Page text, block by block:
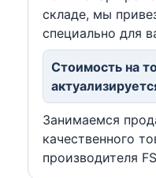
складе, мы
специально для
Стоимость на
Занимаемся
качественного
производителя